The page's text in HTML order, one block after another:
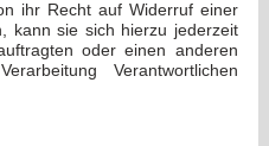
ihr Recht auf Widerruf einer
kann sie sich hierzu jederzeit
oder einen anderen
Verantwortlichen